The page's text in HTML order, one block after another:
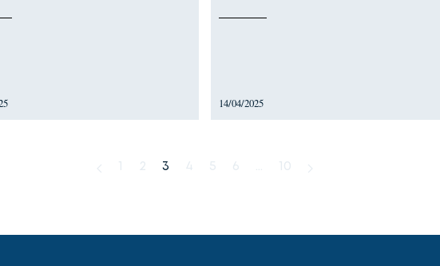
14/04/2025
1 2 3 4 5 6 … 10